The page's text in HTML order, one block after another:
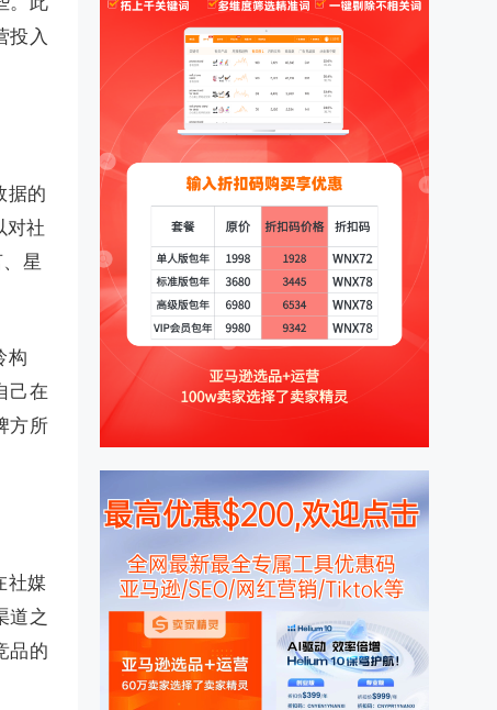
投入
据的
对社
星
构
己在
方所
社媒
道之
品的